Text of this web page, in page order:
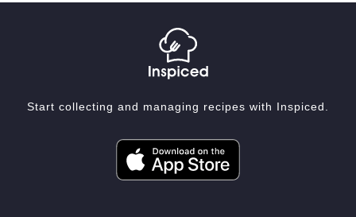
Start collecting and managing recipes with Inspiced.